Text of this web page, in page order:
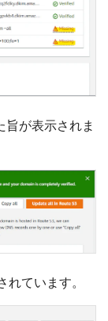
が表示されま
ています。